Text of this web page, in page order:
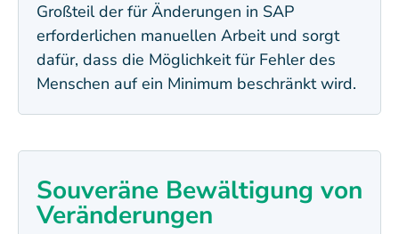
Großteil der für Änderungen in SAP
erforderlichen manuellen Arbeit und sorgt
dafür, dass die Möglichkeit für Fehler des
Menschen auf ein Minimum beschränkt wird.
Souveräne Bewältigung von
Veränderungen